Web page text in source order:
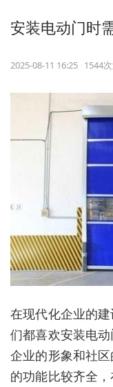
安装电动门时
2025-08-11 16:25 1544
在现代化企业的
们都喜欢安装电
企业的形象和社
的功能比较齐全